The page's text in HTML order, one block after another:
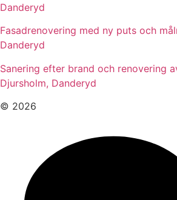
Danderyd
Fasadrenovering med ny puts och
Danderyd
Sanering efter brand och renovering
Djursholm, Danderyd
© 2026